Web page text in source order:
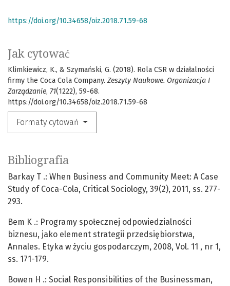
Jak cytować
Klimkiewicz, K., & Szymański, G. (2018). Rola CSR w działalności
firmy the Coca Cola Company. Zeszyty Naukowe. Organizacja I
Zarządzanie, 71(1222), 59-68.
https://doi.org/10.34658/oiz.2018.71.59-68
Formaty cytowań
https://doi.org/10.34658/oiz.2018.71.59-68
Bibliografia
Barkay T .: When Business and Community Meet: A Case
Study of Coca-Cola, Critical Sociology, 39(2), 2011, ss. 277-
293.
Bem K .: Programy społecznej odpowiedzialności
biznesu, jako element strategii przedsiębiorstwa,
Annales. Etyka w życiu gospodarczym, 2008, Vol. 11 , nr 1,
ss. 171-179.
Bowen H .: Social Responsibilities of the Businessman,